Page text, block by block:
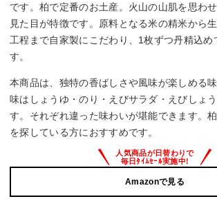
です。柏で定番のお土産。火山の山肌を思わ
見た目が特徴です。原料となる米の精米から
工程まで自家製にこだわり、1枚ずつ丹精込め
す。
本商品は、独特の香ばしさや風味が楽しめる味
味はしょうゆ・のり・えびサラダ・えびしょ
す。それぞれ違った味わいが堪能できます。
を探している方におすすめです。
Amazonで見る